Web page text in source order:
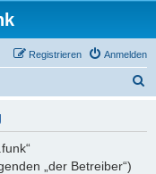
Anmelden
Registrieren
„der Betreiber“)